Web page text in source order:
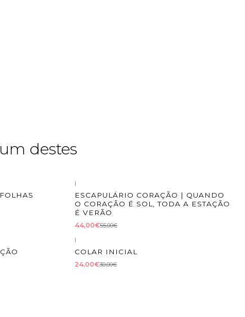
destes
DESCONTO
|
ESCAPULÁRIO CORAÇÃO | QUANDO
O CORAÇÃO É SOL, TODA A ESTAÇÃO
É VERÃO
44,00€55,00€
|
COLAR INICIAL
24,00€30,00€